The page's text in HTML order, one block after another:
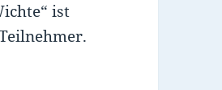
ist